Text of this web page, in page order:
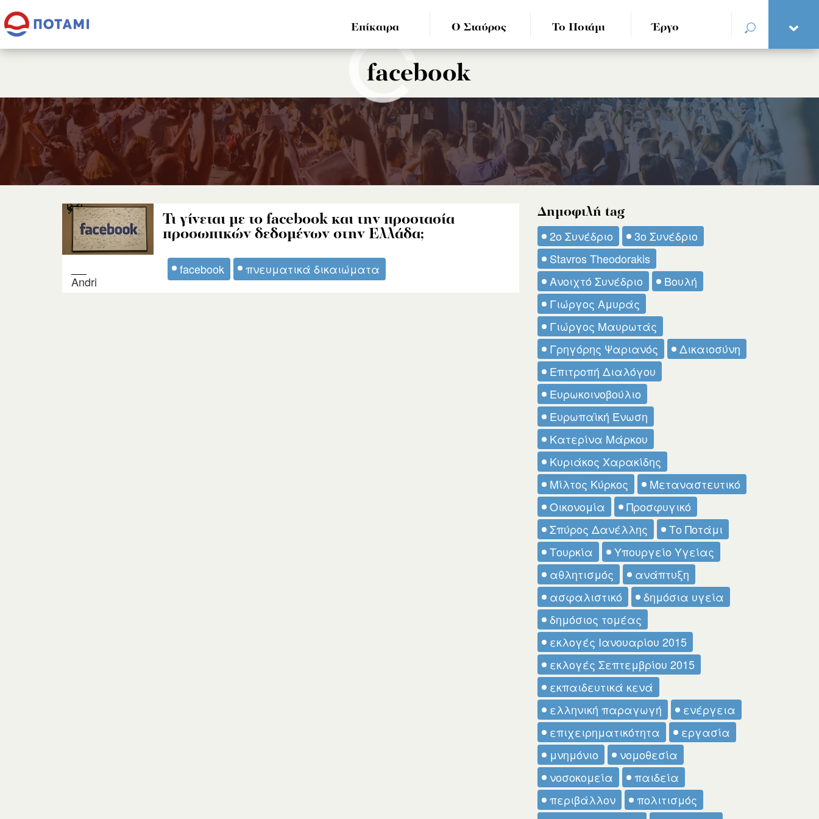
Επίκαιρα Ο Σταύρος Το Ποτάμι Έργο
facebook
Τι γίνεται με το facebook και την προστασία
προσωπικών δεδομένων στην Ελλάδα;
facebook
πνευματικά δικαιώματα
Andri
Δημοφιλή tag
2ο Συνέδριο
3ο Συνέδριο
Stavros Theodorakis
Ανοιχτό Συνέδριο
Βουλή
Γιώργος Αμυράς
Γιώργος Μαυρωτάς
Γρηγόρης Ψαριανός
Δικαιοσύνη
Επιτροπή Διαλόγου
Ευρωκοινοβούλιο
Ευρωπαϊκή Ένωση
Κατερίνα Μάρκου
Κυριάκος Χαρακίδης
Μίλτος Κύρκος
Μεταναστευτικό
Οικονομία
Προσφυγικό
Σπύρος Δανέλλης
Το Ποτάμι
Τουρκία
Υπουργείο Υγείας
αθλητισμός
ανάπτυξη
ασφαλιστικό
δημόσια υγεία
δημόσιος τομέας
εκλογές Ιανουαρίου 2015
εκλογές Σεπτεμβρίου 2015
εκπαιδευτικά κενά
ελληνική παραγωγή
ενέργεια
επιχειρηματικότητα
εργασία
μνημόνιο
νομοθεσία
νοσοκομεία
παιδεία
περιβάλλον
πολιτισμός